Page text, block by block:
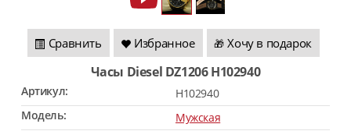
Сравнить Избранное 🎁 Хочу в подарок
Часы Diesel DZ1206 H102940
Артикул:
H102940
Модель:
Мужская